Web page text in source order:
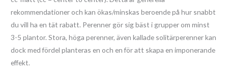
rekommendationer och kan ökas/minskas beroende på hur snabbt
du vill ha en tät rabatt. Perenner gör sig bäst i grupper om minst
3-5 plantor. Stora, höga perenner, även kallade solitärperenner kan
dock med fördel planteras en och en för att skapa en imponerande
effekt.